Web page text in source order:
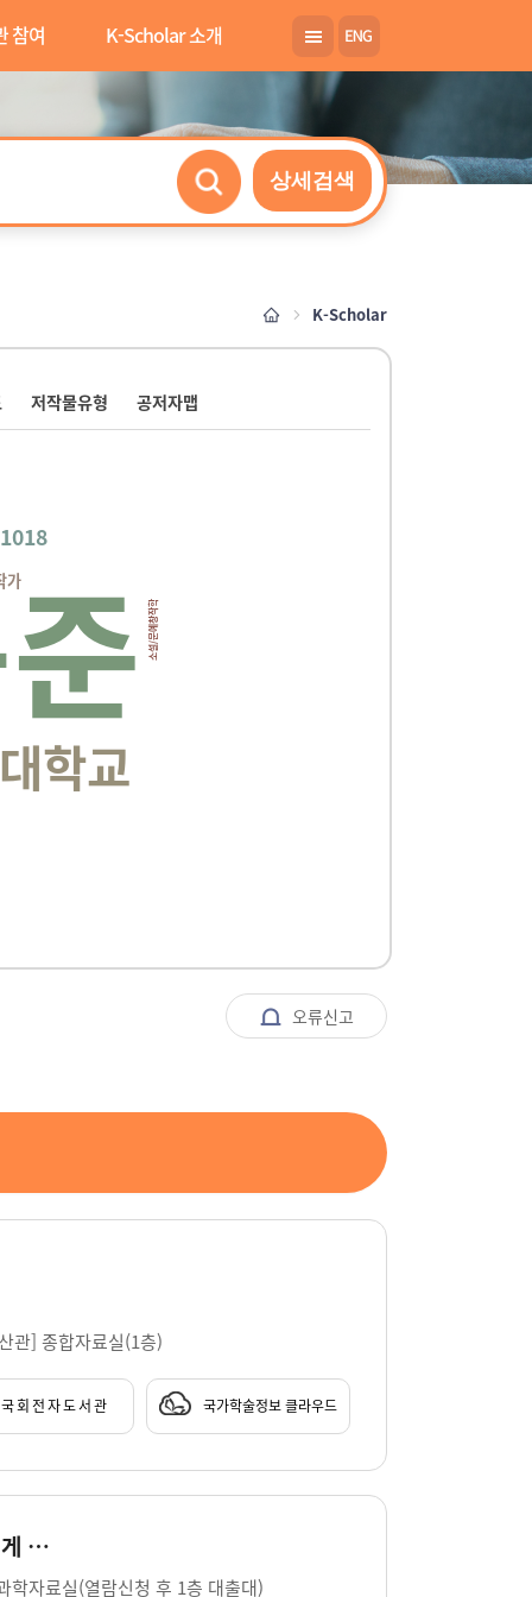
참여 K-Scholar 소개
상세검색
K-Scholar
저작물유형 공저자맵
소설/문예창작학
가
학교
오류신고
관] 종합자료실(1층)
국회전자도서관 국가학술정보 클라우드
나만 아는 단어 : 늘 따라오는 것, 쫓아오는 것, 나를 숨게 하지 않는 것, 무자비한 것, 그러나 모두에게 공평한 것 / 지은이: 김화진, 황유원, 정용준, 임선우, 권누리, 김선형, 김복희, 유선혜, 정수윤, 김서해
자료실(열람신청 후 1층 대출대)